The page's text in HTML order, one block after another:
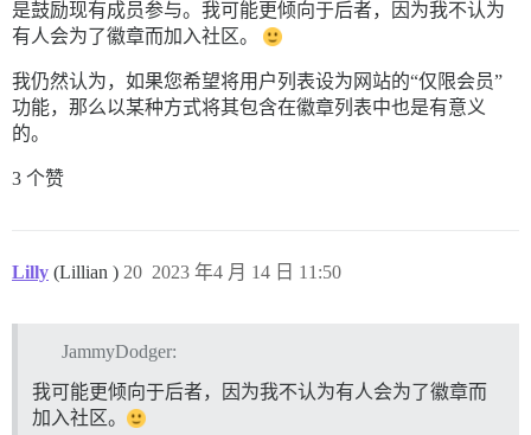
是鼓励现有成员参与。我可能更倾向于后者，因为我不认为
有人会为了徽章而加入社区。
我仍然认为，如果您希望将用户列表设为网站的“仅限会员”
功能，那么以某种方式将其包含在徽章列表中也是有意义
的。
3 个赞
Lilly (Lillian ) 2023 年4 月 14 日 11:50
20
JammyDodger:
我可能更倾向于后者，因为我不认为有人会为了徽章而
加入社区。